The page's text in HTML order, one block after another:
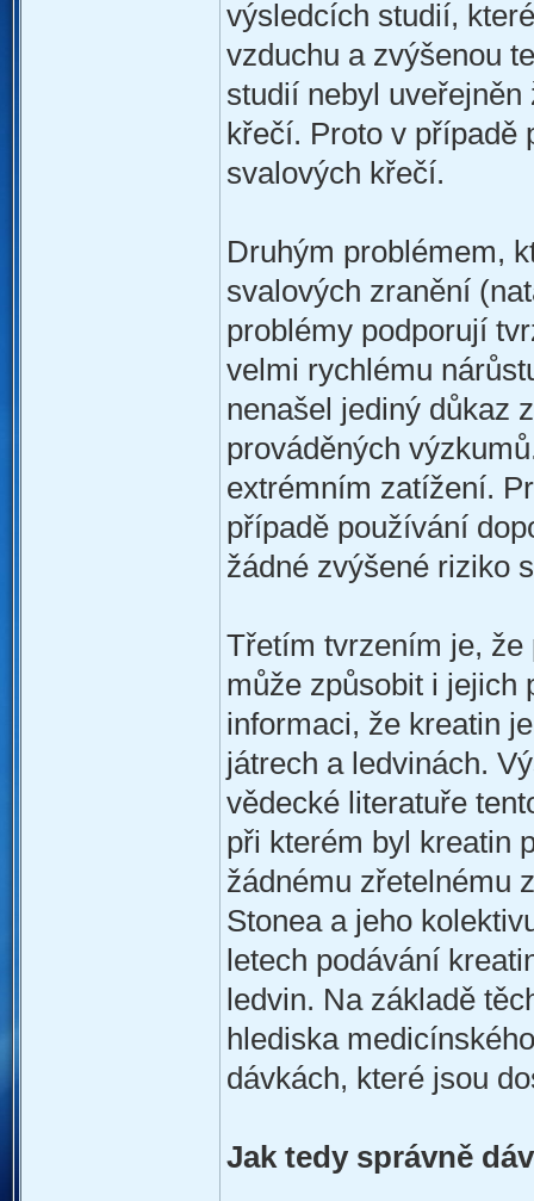
výsledcích studií,
vzduchu a zvýšenou
studií nebyl
křečí. Proto v případě
svalových křečí.
Druhým problémem,
svalových zranění
problémy podporují
velmi rychlému
nenašel jediný důkaz
prováděných
extrémním zatížení.
případě používání
žádné zvýšené riziko
Třetím tvrzením je,
může způsobit i jejich
informaci, že kreatin
játrech a ledvinách.
vědecké literatuře
při kterém byl kreatin
žádnému zřetelnému
Stonea a jeho
letech podávání
ledvin. Na základě
hlediska
dávkách, které jsou
Jak tedy správně